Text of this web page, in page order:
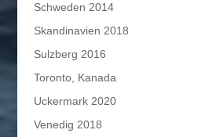
Schweden 2014
Skandinavien 2018
Sulzberg 2016
Toronto, Kanada
Uckermark 2020
Venedig 2018